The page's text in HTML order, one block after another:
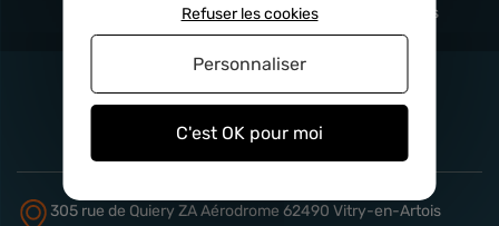
Sécurisé, sans frais
305 rue de Quiery ZA Aérodrome 62490 Vitry-en-Artois
C'est OK pour moi
Refuser les cookies
Personnaliser